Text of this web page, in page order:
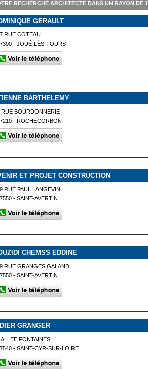
RECHERCHE ARCHITECTE DANS UN RAYON DE
GERAULT
RUE COTEAU
- JOUÉ-LÈS-TOURS
BARTHELEMY
RUE BOURDONNERIE
- ROCHECORBON
ET PROJET CONSTRUCTION
RUE PAUL LANGEVIN
- SAINT-AVERTIN
CHEMSS EDDINE
RUE GRANGES GALAND
- SAINT-AVERTIN
GRANGER
ALLEE FONTAINES
- SAINT-CYR-SUR-LOIRE